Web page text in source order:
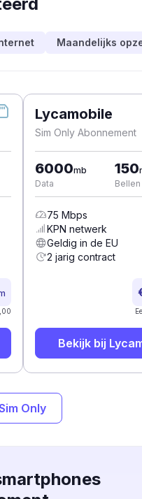
Maandelijks
Lycamobile
Sim Only Abonnement
6000mb
Data
150
Bellen
75 Mbps
KPN netwerk
Geldig in de EU
2 jarig contract
Bekijk bij
Only